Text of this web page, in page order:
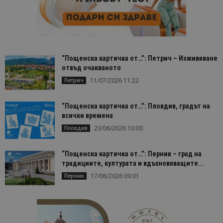
“Пощенска картичка от…”: Петрич – Изживяване
отвъд очакваното
Петрич 11/07/2026 11:22
“Пощенска картичка от…”: Пловдив, градът на
всички времена
Пловдив 23/06/2026 10:00
“Пощенска картичка от…”: Перник – град на
традициите, културата и вдъхновяващите...
Перник 17/06/2026 09:01
.bgtourism.bg
1 година
_ga_WXPDN4HSCV
.bgtourism.bg
за
_ga_FK650GXHRZ
.bgtourism.bg
за
сесията.
_ga